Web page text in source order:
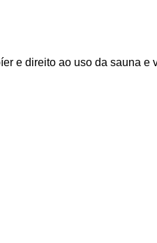
e direito ao uso da sauna e